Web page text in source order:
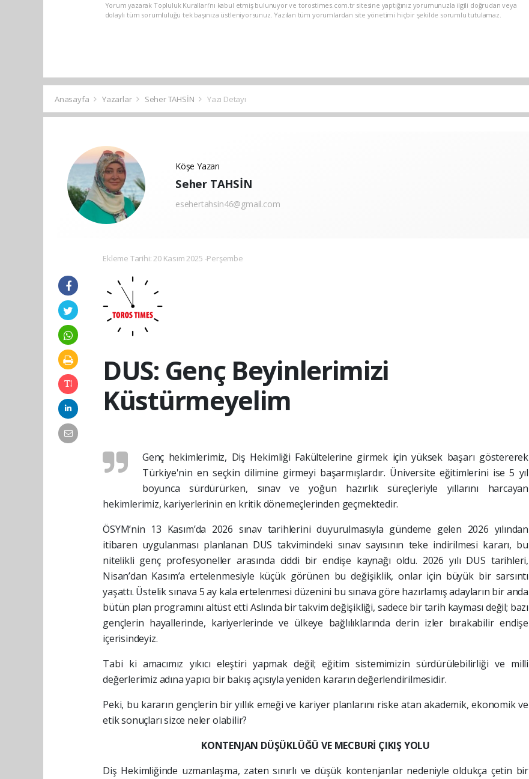
Yorum yazarak Topluluk Kuralları’nı kabul etmiş bulunuyor ve torostimes.com.tr sitesine yaptığınız yorumunuzla ilgili doğrudan veya
dolaylı tüm sorumluluğu tek başınıza üstleniyorsunuz. Yazılan tüm yorumlardan site yönetimi hiçbir şekilde sorumlu tutulamaz.
Anasayfa Yazarlar Seher TAHSİN Yazı Detayı
Köşe Yazarı
Seher TAHSİN
esehertahsin46@gmail.com
Ekleme Tarihi: 20 Kasım 2025 -Perşembe
DUS: Genç Beyinlerimizi
Küstürmeyelim
Genç hekimlerimiz, Diş Hekimliği Fakültelerine girmek için yüksek başarı göstererek
Türkiye'nin en seçkin dilimine girmeyi başarmışlardır. Üniversite eğitimlerini ise 5 yıl
boyunca sürdürürken, sınav ve yoğun hazırlık süreçleriyle yıllarını harcayan
hekimlerimiz, kariyerlerinin en kritik dönemeçlerinden geçmektedir.
ÖSYM’nin 13 Kasım’da 2026 sınav tarihlerini duyurulmasıyla gündeme gelen 2026 yılından
itibaren uygulanması planlanan DUS takvimindeki sınav sayısının teke indirilmesi kararı, bu
nitelikli genç profesyoneller arasında ciddi bir endişe kaynağı oldu. 2026 yılı DUS tarihleri,
Nisan’dan Kasım’a ertelenmesiyle küçük görünen bu değişiklik, onlar için büyük bir sarsıntı
yaşattı. Üstelik sınava 5 ay kala ertelenmesi düzenini bu sınava göre hazırlamış adayların bir anda
bütün plan programını altüst etti Aslında bir takvim değişikliği, sadece bir tarih kayması değil; bazı
gençlerin hayallerinde, kariyerlerinde ve ülkeye bağlılıklarında derin izler bırakabilir endişe
içerisindeyiz.
Tabi ki amacımız yıkıcı eleştiri yapmak değil; eğitim sistemimizin sürdürülebilirliği ve milli
değerlerimiz adına yapıcı bir bakış açısıyla yeniden kararın değerlendirilmesidir.
Peki, bu kararın gençlerin bir yıllık emeği ve kariyer planlarını riske atan akademik, ekonomik ve
etik sonuçları sizce neler olabilir?
KONTENJAN DÜŞÜKLÜĞÜ VE MECBURİ ÇIKIŞ YOLU
Diş Hekimliğinde uzmanlaşma, zaten sınırlı ve düşük kontenjanlar nedeniyle oldukça çetin bir